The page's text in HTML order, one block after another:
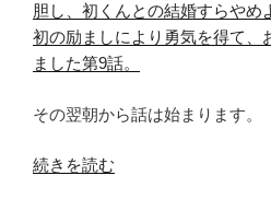
胆し、初くんとの結婚すらやめ
初の励ましにより勇気を得て、
ました第9話。
その翌朝から話は始まります。
“過
続きを読む